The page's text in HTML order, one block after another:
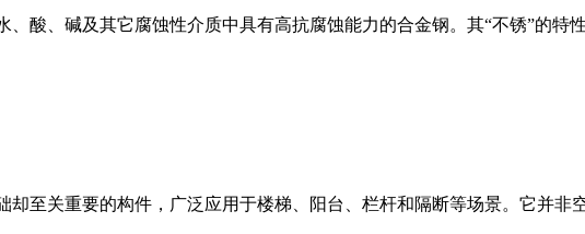
酸、碱及其它腐蚀性介质中具有高抗腐蚀能力的合金钢。其“不锈”的特
至关重要的构件，广泛应用于楼梯、阳台、栏杆和隔断等场景。它并